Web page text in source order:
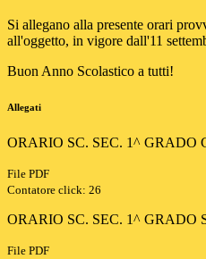
Si allegano alla presente orari
all'oggetto, in vigore dall'11
Buon Anno Scolastico a tutti!
Allegati
ORARIO SC. SEC. 1^ GRADO
File PDF
Contatore click: 26
ORARIO SC. SEC. 1^ GRADO
File PDF